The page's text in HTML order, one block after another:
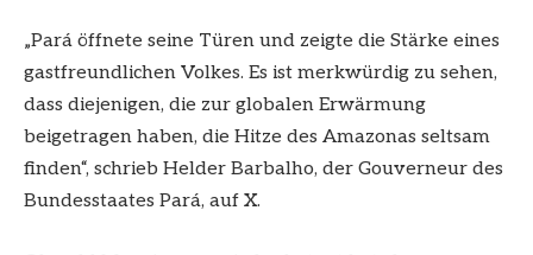
„Pará öffnete seine Türen und zeigte die Stärke eines
gastfreundlichen Volkes. Es ist merkwürdig zu sehen,
dass diejenigen, die zur globalen Erwärmung
beigetragen haben, die Hitze des Amazonas seltsam
finden“, schrieb Helder Barbalho, der Gouverneur des
Bundesstaates Pará, auf X.